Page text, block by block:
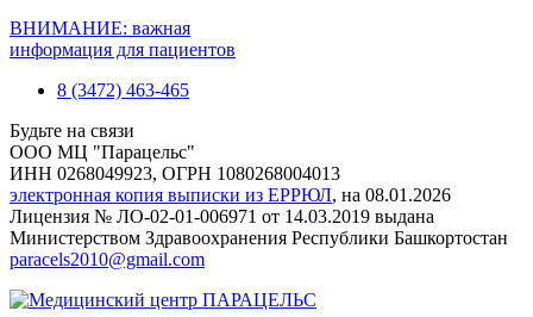
ВНИМАНИЕ: важная
информация для пациентов
8 (3472) 463-465
Будьте на связи
ООО МЦ "Парацельс"
ИНН 0268049923, ОГРН 1080268004013
электронная копия выписки из ЕРРЮЛ, на 08.01.2026
Лицензия № ЛО-02-01-006971 от 14.03.2019 выдана
Министерством Здравоохранения Республики Башкортостан
paracels2010@gmail.com